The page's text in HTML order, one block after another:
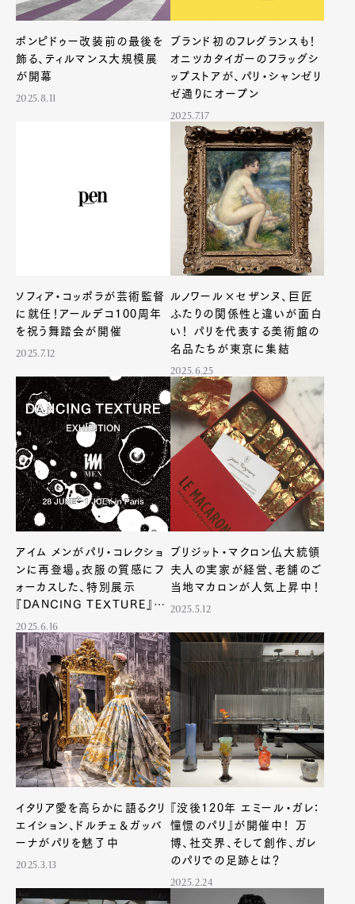
ポンピドゥー改装前の最後を
飾る、ティルマンス大規模展
が開幕
2025.8.11
ブランド初のフレグランスも！
オニツカタイガーのフラッグシ
ップストアが、パリ・シャンゼリ
ゼ通りにオープン
2025.7.17
ソフィア・コッポラが芸術監督
に就任！アールデコ100周年
を祝う舞踏会が開催
2025.7.12
ルノワール×セザンヌ、巨匠
ふたりの関係性と違いが面白
い！ パリを代表する美術館の
名品たちが東京に集結
2025.6.25
アイム メンがパリ・コレクショ
ンに再登場。衣服の質感にフ
ォーカスした、特別展示
『DANCING TEXTURE』も
開催
2025.6.16
ブリジット・マクロン仏大統領
夫人の実家が経営、老舗のご
当地マカロンが人気上昇中！
2025.5.12
イタリア愛を高らかに語るクリ
エイション、ドルチェ＆ガッバ
ーナがパリを魅了中
2025.3.13
『没後120年 エミール・ガレ：
憧憬のパリ』が開催中！ 万
博、社交界、そして創作、ガレ
のパリでの足跡とは？
2025.2.24